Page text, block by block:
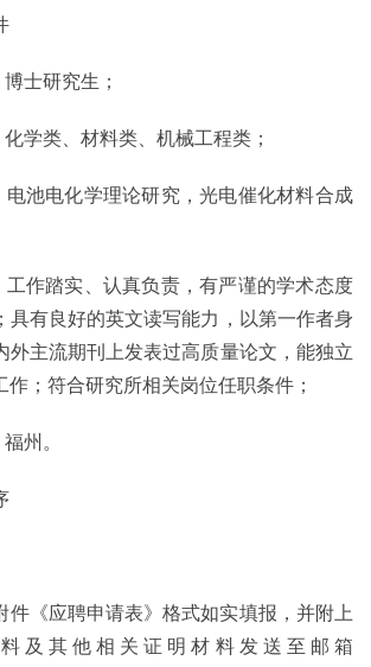
士研究生；
学类、材料类、机械工程类；
电池电化学理论研究，光电催化材料合成
工作踏实、认真负责，有严谨的学术态度
具有良好的英文读写能力，以第一作者身
外主流期刊上发表过高质量论文，能独立
作；符合研究所相关岗位任职条件；
州。
件《应聘申请表》格式如实填报，并附上
及其他相关证明材料发送至邮箱